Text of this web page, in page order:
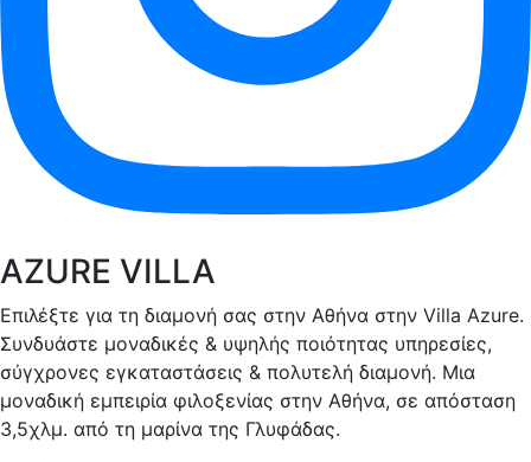
AZURE VILLA
Επιλέξτε για τη διαμονή σας στην Αθήνα στην Villa Azure.
Συνδυάστε μοναδικές & υψηλής ποιότητας υπηρεσίες,
σύγχρονες εγκαταστάσεις & πολυτελή διαμονή. Μια
μοναδική εμπειρία φιλοξενίας στην Αθήνα, σε απόσταση
3,5χλμ. από τη μαρίνα της Γλυφάδας.